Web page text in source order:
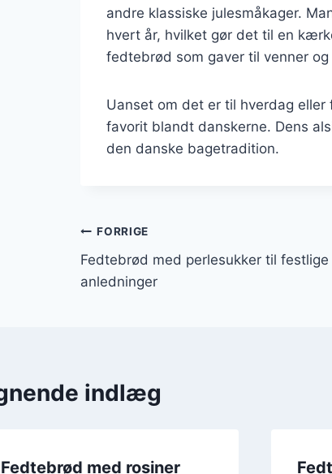
andre klassiske julesmåkager.
hvert år, hvilket gør det til en
fedtebrød som gaver til venner
Uanset om det er til hverdag
favorit blandt danskerne. Dens
den danske bagetradition.
Indlægsnavigation
FORRIGE
Fedtebrød med perlesukker til festlige
anledninger
indlæg
Fedtebrød med rosiner